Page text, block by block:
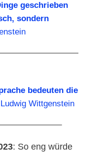
geschrieben
sondern
bedeuten die
Ludwig Wittgenstein
: So eng würde